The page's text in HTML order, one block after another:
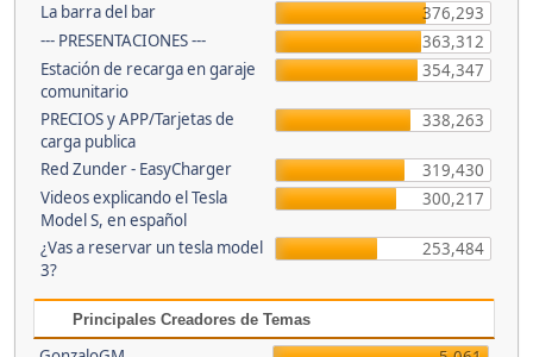
La barra del bar
376,293
--- PRESENTACIONES ---
363,312
Estación de recarga en garaje
comunitario
354,347
PRECIOS y APP/Tarjetas de
carga publica
338,263
Red Zunder - EasyCharger
319,430
Videos explicando el Tesla
Model S, en español
300,217
¿Vas a reservar un tesla model
3?
253,484
Principales Creadores de Temas